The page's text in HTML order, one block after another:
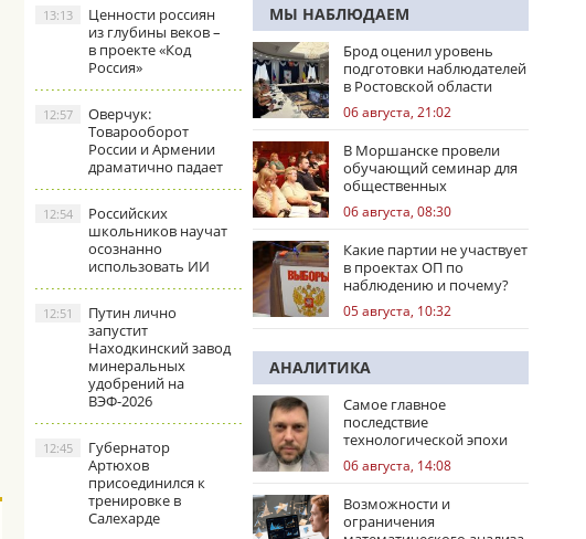
Ценности россиян
из глубины веков –
в проекте «Код
Россия»
13:13
Оверчук:
Товарооборот
России и Армении
драматично падает
12:57
Российских
школьников научат
осознанно
использовать ИИ
12:54
Путин лично
запустит
Находкинский завод
минеральных
удобрений на
ВЭФ-2026
12:51
Губернатор
Артюхов
присоединился к
тренировке в
Салехарде
12:45
МЫ НАБЛЮДАЕМ
Брод оценил уровень
подготовки наблюдателей
в Ростовской области
06 августа, 21:02
В Моршанске провели
обучающий семинар для
общественных
наблюдателей
06 августа, 08:30
Какие партии не участвует
в проектах ОП по
наблюдению и почему?
05 августа, 10:32
АНАЛИТИКА
Самое главное
последствие
технологической эпохи
06 августа, 14:08
Возможности и
ограничения